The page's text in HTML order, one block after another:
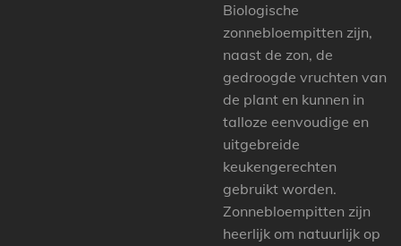
Biologische
zonnebloempitten zijn,
naast de zon, de
gedroogde vruchten van
de plant en kunnen in
talloze eenvoudige en
uitgebreide
keukengerechten
gebruikt worden.
Zonnebloempitten zijn
heerlijk om natuurlijk op